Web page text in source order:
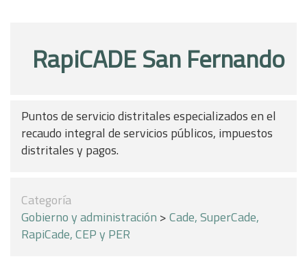
RapiCADE San Fernando
Puntos de servicio distritales especializados en el
recaudo integral de servicios públicos, impuestos
distritales y pagos.
Categoría
Gobierno y administración >Cade, SuperCade,
RapiCade, CEP y PER